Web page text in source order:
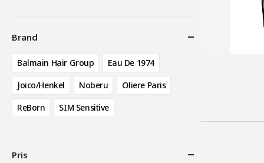
Brand
Balmain Hair Group
Eau De 1974
Joico/Henkel
Noberu
Oliere Paris
ReBorn
SIM Sensitive
Pris